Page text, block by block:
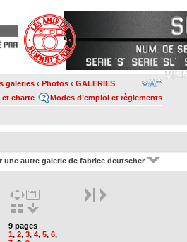
galeries ‹ Photos ‹ GALERIES
Modes d’emploi et règlements
et charte
une autre galerie de fabrice deutscher
9 pages
1, 2, 3, 4, 5, 6,